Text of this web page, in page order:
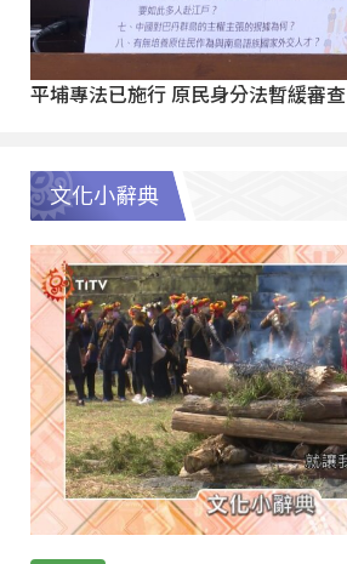
平埔專法已施行 原民身分法暫緩審查
文化小辭典